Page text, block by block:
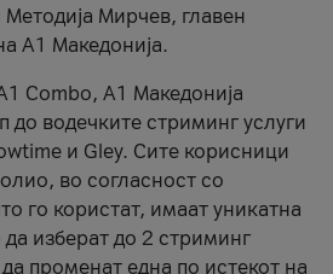
Методија Мирчев, главен
А1 Македонија.
Combo, А1 Македонија
до водечките стриминг услуги
и Gley. Сите корисници
во согласност со
го користат, имаат уникатна
изберат до 2 стриминг
променат една по истекот на